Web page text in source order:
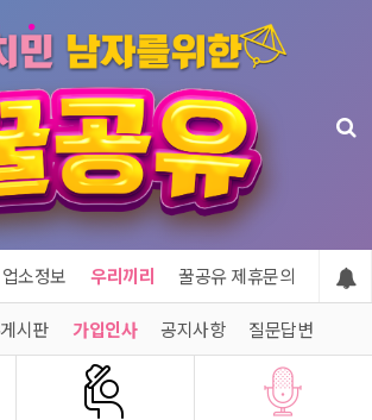
소정보 우리끼리 꿀공유 제휴문의
시판 가입인사 공지사항 질문답변